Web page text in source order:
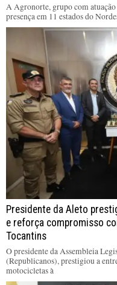
A Agronorte, grupo com
presença em 11 estados do
Presidente da Aleto
e reforça compromisso
Tocantins
O presidente da Assembleia
(Republicanos), prestigiou a
motocicletas à